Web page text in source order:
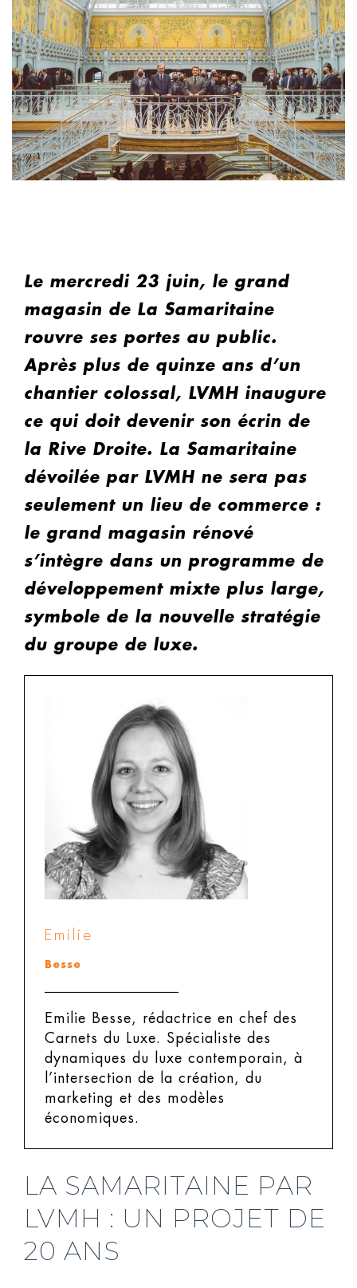
Le mercredi 23 juin, le grand
magasin de La Samaritaine
rouvre ses portes au public.
Après plus de quinze ans d’un
chantier colossal, LVMH inaugure
ce qui doit devenir son écrin de
la Rive Droite. La Samaritaine
dévoilée par LVMH ne sera pas
seulement un lieu de commerce :
le grand magasin rénové
s’intègre dans un programme de
développement mixte plus large,
symbole de la nouvelle stratégie
du groupe de luxe.
Emilie
Besse
Emilie Besse, rédactrice en chef des
Carnets du Luxe.
Spécialiste des
dynamiques du luxe contemporain, à
l’intersection de la création, du
marketing et des modèles
économiques.
LA SAMARITAINE PAR
LVMH : UN PROJET DE
20 ANS